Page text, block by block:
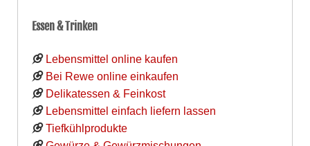
Essen & Trinken
Lebensmittel online kaufen
Bei Rewe online einkaufen
Delikatessen & Feinkost
Lebensmittel einfach liefern lassen
Tiefkühlprodukte